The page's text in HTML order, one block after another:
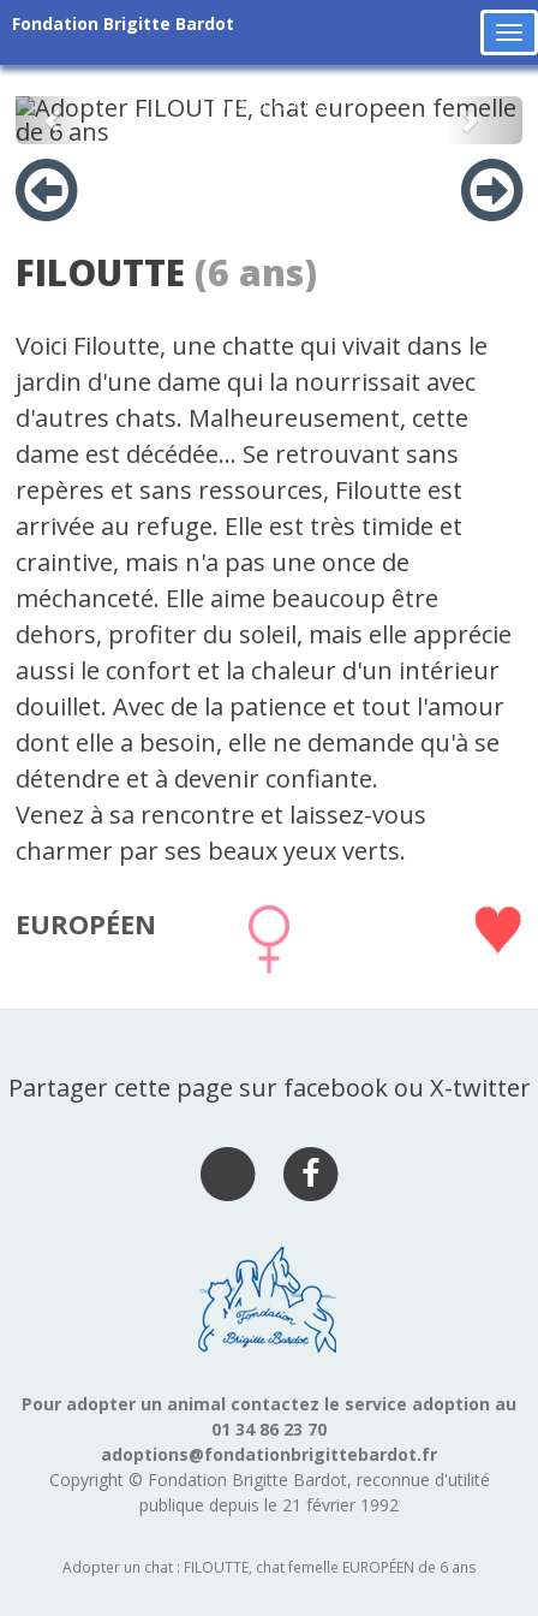
Fondation Brigitte Bardot
Précédent
FILOUTTE (6 ans)
Voici Filoutte, une chatte qui vivait dans le
jardin d'une dame qui la nourrissait avec
d'autres chats. Malheureusement, cette
dame est décédée... Se retrouvant sans
repères et sans ressources, Filoutte est
arrivée au refuge. Elle est très timide et
craintive, mais n'a pas une once de
méchanceté. Elle aime beaucoup être
dehors, profiter du soleil, mais elle apprécie
aussi le confort et la chaleur d'un intérieur
douillet. Avec de la patience et tout l'amour
dont elle a besoin, elle ne demande qu'à se
détendre et à devenir confiante.
Venez à sa rencontre et laissez-vous
charmer par ses beaux yeux verts.
EUROPÉEN
Partager cette page sur facebook ou X-twitter
Pour adopter un animal contactez le service adoption au
01 34 86 23 70
adoptions@fondationbrigittebardot.fr
Copyright © Fondation Brigitte Bardot, reconnue d'utilité
publique depuis le 21 février 1992
Adopter un chat : FILOUTTE, chat femelle EUROPÉEN de 6 ans